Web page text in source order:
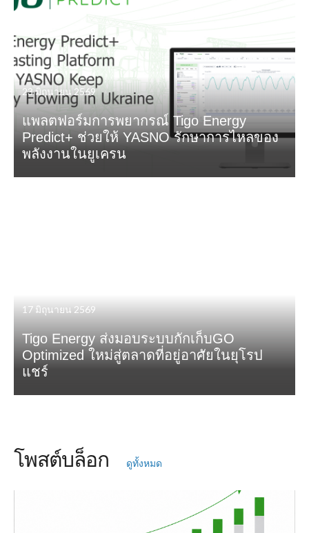
23 มิถุนายน 2569
แพลตฟอร์มการพยากรณ์ Tigo Energy
Predict+ ช่วยให้ YASNO รักษาการไหลของ
พลังงานในยูเครน
17 มิถุนายน 2569
Tigo Energy ส่งมอบระบบกักเก็บGO
Optimized ใหม่สู่ตลาดที่อยู่อาศัยในยุโรป
แชร์
โพสต์บล็อก ดูทั้งหมด